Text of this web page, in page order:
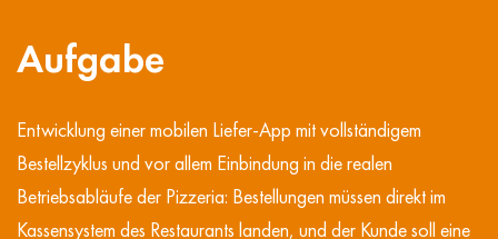
Aufgabe
Entwicklung einer mobilen Liefer-App mit vollständigem
Bestellzyklus und vor allem Einbindung in die realen
Betriebsabläufe der Pizzeria: Bestellungen müssen direkt im
Kassensystem des Restaurants landen, und der Kunde soll eine